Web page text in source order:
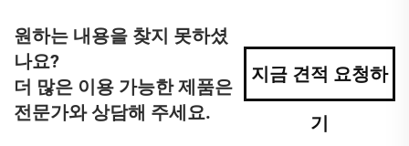
원하는 내용을 찾지 못하셨
나요?
더 많은 이용 가능한 제품은
전문가와 상담해 주세요.
지금 견적 요청하
기